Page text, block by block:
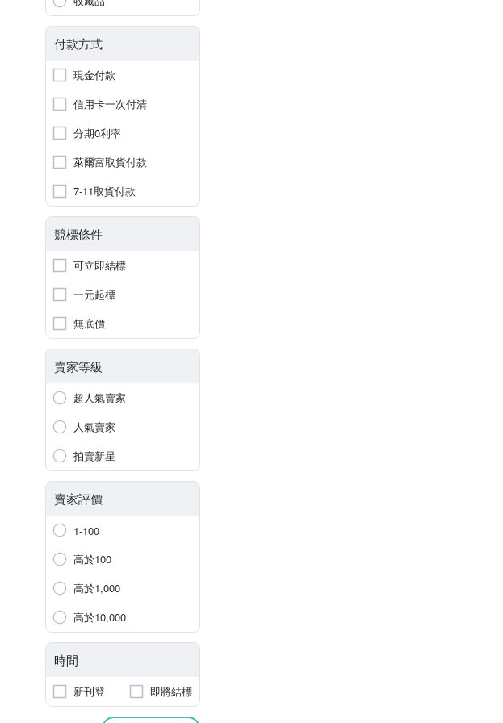
付款方式
現金付款
信用卡一次付清
分期0利率
萊爾富取貨付款
7-11取貨付款
競標條件
可立即結標
一元起標
無底價
賣家等級
超人氣賣家
人氣賣家
拍賣新星
賣家評價
1-100
高於100
高於1,000
高於10,000
時間
新刊登 即將結標